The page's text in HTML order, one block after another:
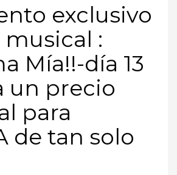
exclusivo
musical :
Mía!!-día 13
un precio
para
de tan solo